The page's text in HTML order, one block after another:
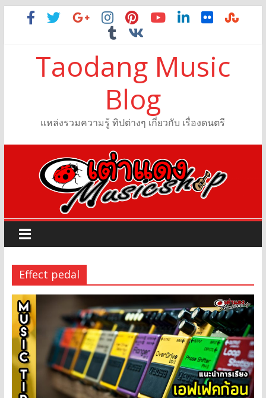
Taodang Music
Blog
แหล่งรวมความรู้ ทิปต่างๆ เกี่ยวกับ เรื่องดนตรี
Effect pedal